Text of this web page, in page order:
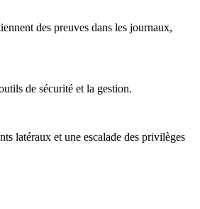
des preuves dans les journaux,
de sécurité et la gestion.
latéraux et une escalade des privilèges